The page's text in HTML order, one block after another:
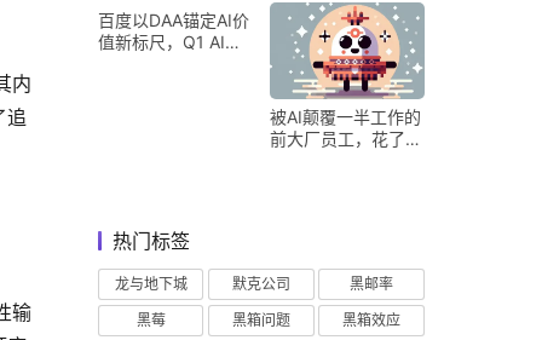
内
追
输
百度以DAA锚定AI价
值新标尺，Q1 AI营
被AI颠覆一半工作的
前大厂员工，花了8
热门标签
龙与地下城 默克公司
黑邮率
黑莓
黑箱问题
黑箱效应